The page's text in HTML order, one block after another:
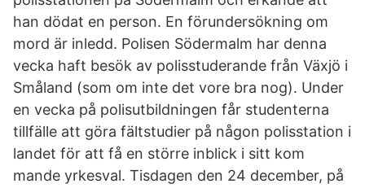
han dödat en person. En förundersökning om
mord är inledd. Polisen Södermalm har denna
vecka haft besök av polisstuderande från Växjö i
Småland (som om inte det vore bra nog). Under
en vecka på polisutbildningen får studenterna
tillfälle att göra fältstudier på någon polisstation i
landet för att få en större inblick i sitt kom
mande yrkesval. Tisdagen den 24 december, på